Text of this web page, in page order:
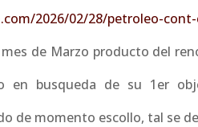
2026/02/28/petroleo-
de Marzo producto del
en busqueda de su 1er
de momento escollo, tal se